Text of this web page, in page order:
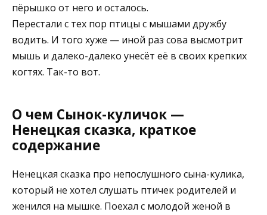
пёрыш­ко от него и осталось.
Перестали с тех пор птицы с мышами дружбу
водить. И того хуже — иной раз сова высмотрит
мышь и далеко­-далеко унесёт её в своих крепких
когтях. Так-то вот.
О чем Сынок-куличок —
Ненецкая сказка, краткое
содержание
Ненецкая сказка про непослушного сына-кулика,
который не хотел слушать птичек родителей и
женился на мышке. Поехал с молодой женой в